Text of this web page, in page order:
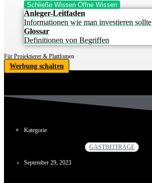
Schließe Wissen Öffne Wissen
Anleger-Leitfaden
Informationen wie man investieren sollte
Glossar
Definitionen von Begriffen
Für Projektierer & Plattfomen
Werbung schalten
Kategorie
GASTBEITRÄGE
September 29, 2023